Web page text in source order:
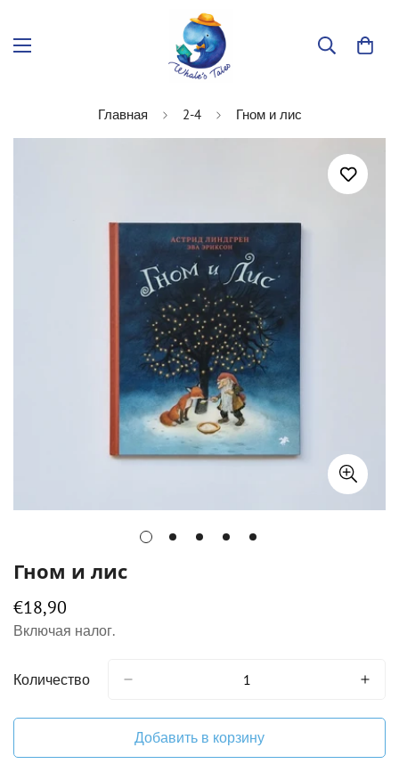
Главная 2-4 Гном и лис
Гном и лис
Обычная
цена
€18,90
Включая налог.
Количество
Добавить в корзину